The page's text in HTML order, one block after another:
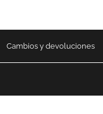
Cambios y devoluciones